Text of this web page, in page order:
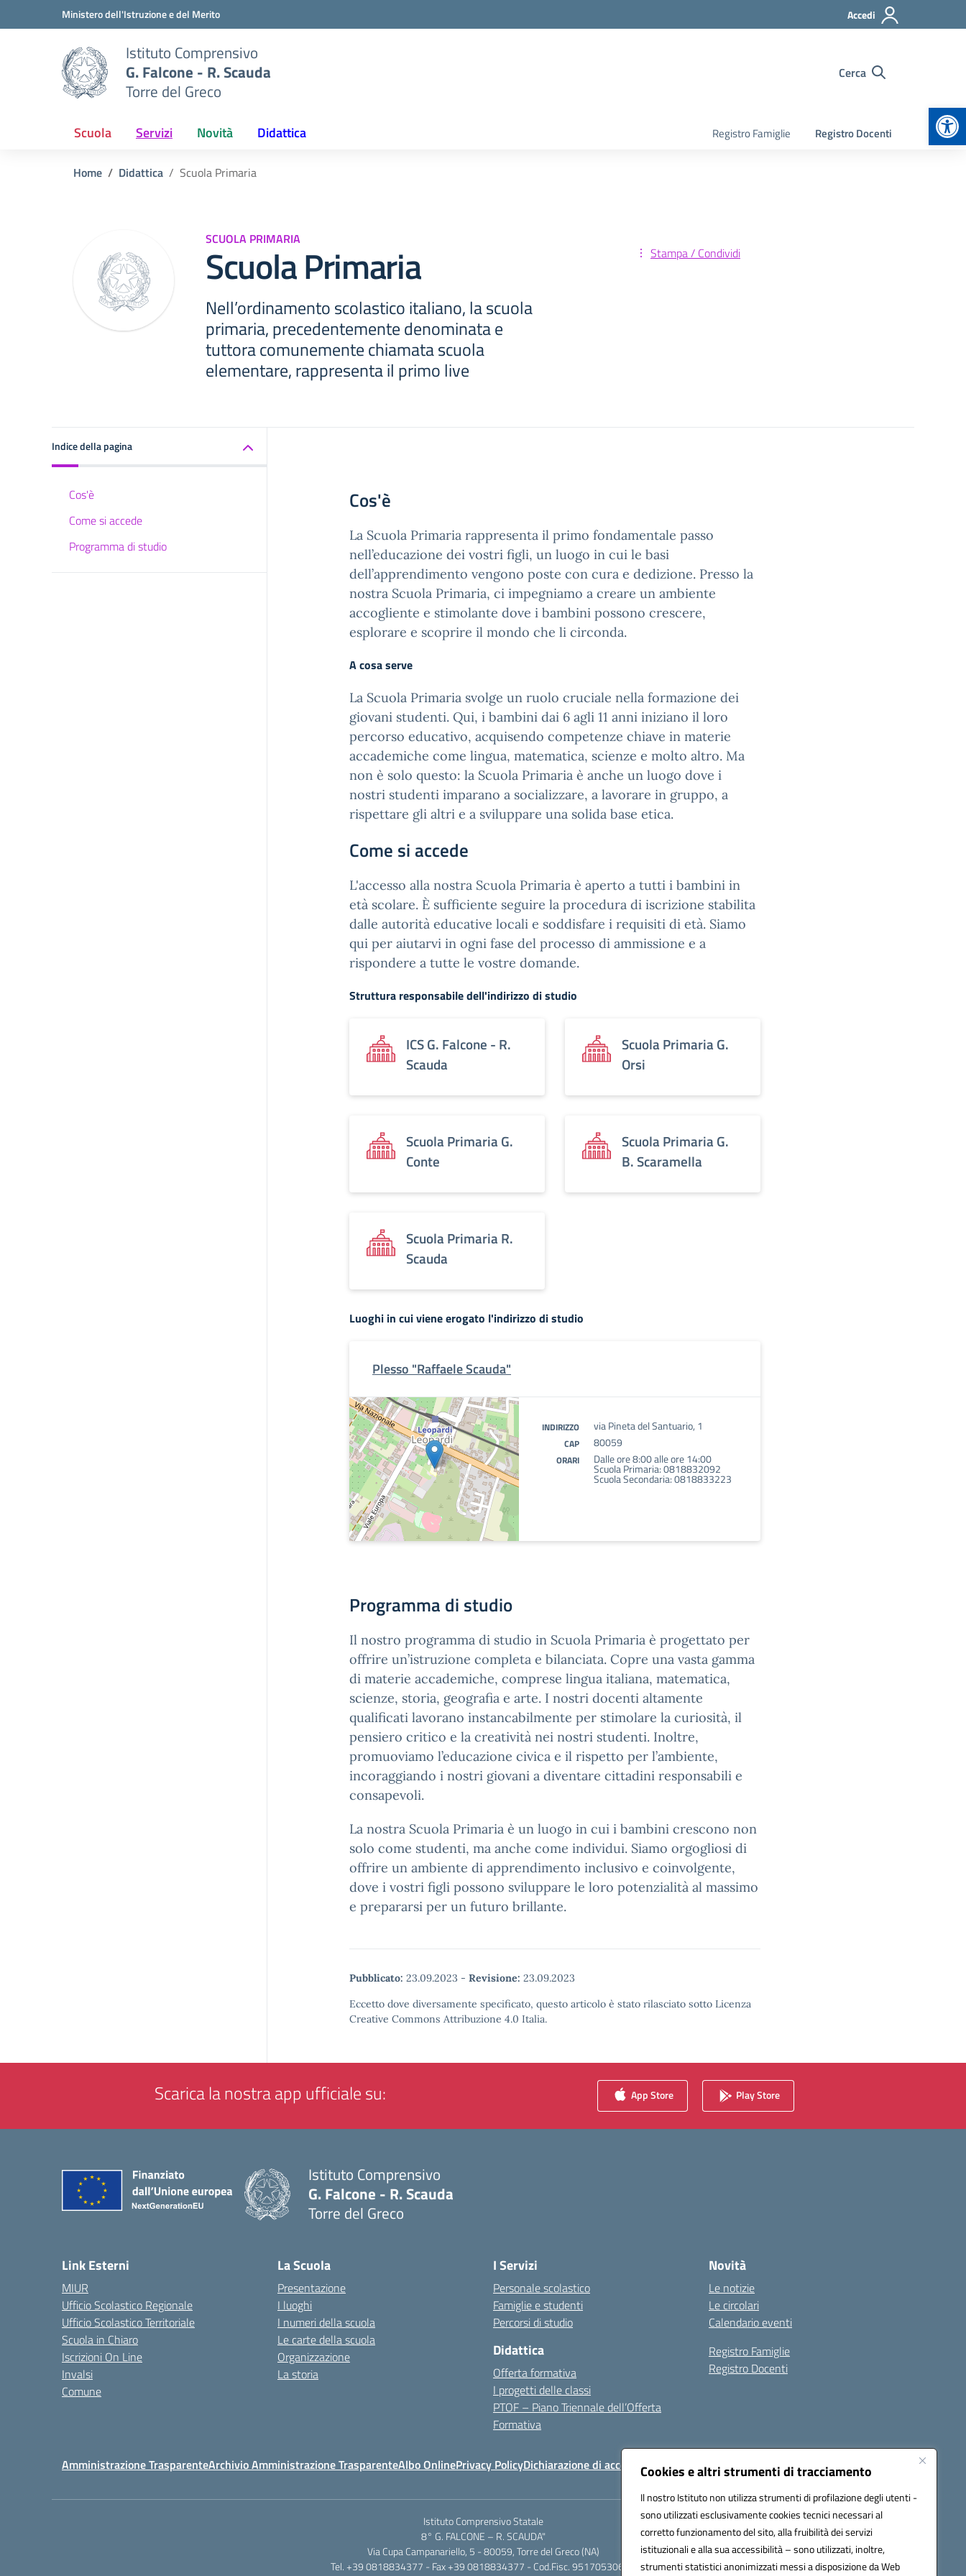
Cookies e altri strumenti di tracciamento
Il nostro Istituto non utilizza strumenti di profilazione degli utenti -
sono utilizzati esclusivamente cookies tecnici necessari al
corretto funzionamento del sito, alla fruibilità dei servizi
istituzionali e alla sua accessibilità – sono utilizzati, inoltre,
strumenti statistici anonimizzati messi a disposizione da Web
Vai ai contenuti
Vai al menu di navigazioneMinistero dell'Istruzione e del Merito Accedi
Istituto Comprensivo
G. Falcone - R. Scauda
Torre del Greco
Cerca
Scuola Servizi Novità Didattica Registro Famiglie Registro Docenti
Home Didattica Scuola Primaria
SCUOLA PRIMARIA
Scuola Primaria
Nell’ordinamento scolastico italiano, la scuola
primaria, precedentemente denominata e
tuttora comunemente chiamata scuola
elementare, rappresenta il primo live
Stampa / Condividi
Indice della pagina
Cos'è
Come si accede
Programma di studio
Cos'è
La Scuola Primaria rappresenta il primo fondamentale passo
nell’educazione dei vostri figli, un luogo in cui le basi
dell’apprendimento vengono poste con cura e dedizione. Presso la
nostra Scuola Primaria, ci impegniamo a creare un ambiente
accogliente e stimolante dove i bambini possono crescere,
esplorare e scoprire il mondo che li circonda.
A cosa serve
La Scuola Primaria svolge un ruolo cruciale nella formazione dei
giovani studenti. Qui, i bambini dai 6 agli 11 anni iniziano il loro
percorso educativo, acquisendo competenze chiave in materie
accademiche come lingua, matematica, scienze e molto altro. Ma
non è solo questo: la Scuola Primaria è anche un luogo dove i
nostri studenti imparano a socializzare, a lavorare in gruppo, a
rispettare gli altri e a sviluppare una solida base etica.
Come si accede
L'accesso alla nostra Scuola Primaria è aperto a tutti i bambini in
età scolare. È sufficiente seguire la procedura di iscrizione stabilita
dalle autorità educative locali e soddisfare i requisiti di età. Siamo
qui per aiutarvi in ogni fase del processo di ammissione e a
rispondere a tutte le vostre domande.
Struttura responsabile dell'indirizzo di studio
ICS G. Falcone - R.
Scauda
Scuola Primaria G.
Orsi
Scuola Primaria G.
Conte
Scuola Primaria G.
B. Scaramella
Scuola Primaria R.
Scauda
Luoghi in cui viene erogato l'indirizzo di studio
Plesso "Raffaele Scauda"
INDIRIZZO via Pineta del Santuario, 1
CAP 80059
ORARI Dalle ore 8:00 alle ore 14:00
Scuola Primaria: 0818832092
Scuola Secondaria: 0818833223
Programma di studio
Il nostro programma di studio in Scuola Primaria è progettato per
offrire un’istruzione completa e bilanciata. Copre una vasta gamma
di materie accademiche, comprese lingua italiana, matematica,
scienze, storia, geografia e arte. I nostri docenti altamente
qualificati lavorano instancabilmente per stimolare la curiosità, il
pensiero critico e la creatività nei nostri studenti. Inoltre,
promuoviamo l’educazione civica e il rispetto per l’ambiente,
incoraggiando i nostri giovani a diventare cittadini responsabili e
consapevoli.
La nostra Scuola Primaria è un luogo in cui i bambini crescono non
solo come studenti, ma anche come individui. Siamo orgogliosi di
offrire un ambiente di apprendimento inclusivo e coinvolgente,
dove i vostri figli possono sviluppare le loro potenzialità al massimo
e prepararsi per un futuro brillante.
Pubblicato: 23.09.2023 - Revisione: 23.09.2023
Eccetto dove diversamente specificato, questo articolo è stato rilasciato sotto Licenza
Creative Commons Attribuzione 4.0 Italia.
Scarica la nostra app ufficiale su: App Store Play Store
Istituto Comprensivo
G. Falcone - R. Scauda
Torre del Greco
Link Esterni
MIUR
Ufficio Scolastico Regionale
Ufficio Scolastico Territoriale
Scuola in Chiaro
Iscrizioni On Line
Invalsi
Comune
La Scuola
Presentazione
I luoghi
I numeri della scuola
Le carte della scuola
Organizzazione
La storia
I Servizi
Personale scolastico
Famiglie e studenti
Percorsi di studio
Didattica
Offerta formativa
I progetti delle classi
PTOF – Piano Triennale dell’Offerta
Formativa
Novità
Le notizie
Le circolari
Calendario eventi
Registro Famiglie
Registro Docenti
Amministrazione TrasparenteArchivio Amministrazione TrasparenteAlbo OnlinePrivacy PolicyDichiarazione di accessibilità Note legali
Istituto Comprensivo Statale
8° G. FALCONE – R. SCAUDA"
Via Cupa Campanariello, 5 - 80059, Torre del Greco (NA)
Tel. +39 0818834377 - Fax +39 0818834377 - Cod.Fisc. 95170530638